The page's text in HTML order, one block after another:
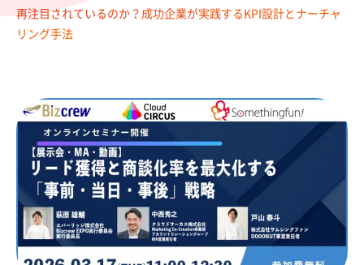
再注目されているのか？成功企業が実践するKPI設計とナーチャ
リング手法